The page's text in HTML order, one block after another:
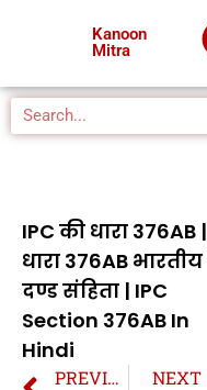
Kanoon
Mitra
IPC की धारा 376AB |
धारा 376AB भारतीय
दण्ड संहिता | IPC
Section 376AB In
Hindi
PREVIOUS NEXT